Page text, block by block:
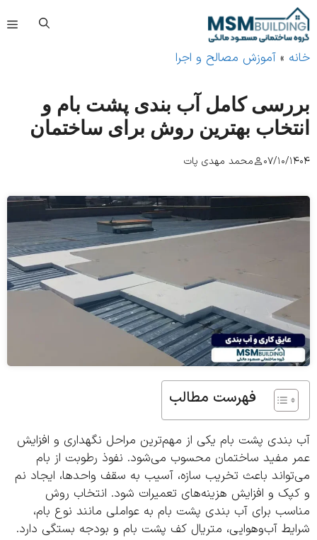
»آموزش مصالح و اجرا
کامل آب بندی پشت بام و
بهترین روش برای ساختمان
07/10/ محمد مهدی پات
فهرست مطالب
پشت بام یکی از مهم‌ترین مراحل نگهداری و افزایش
مفید ساختمان محسوب می‌شود. نفوذ رطوبت از بام
باعث تخریب سازه، آسیب به سقف واحدها، ایجاد نم
و افزایش هزینه‌های تعمیرات شود. انتخاب روش
برای آب بندی پشت بام به عواملی مانند نوع بام،
آب‌وهوایی، متریال کف پشت بام و بودجه بستگی دارد.